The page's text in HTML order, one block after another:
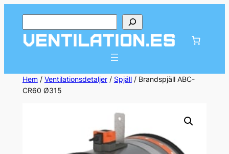
innehåll
Hem/ Ventilationsdetaljer/ Spjäll/ Brandspjäll ABC-
CR60 Ø315